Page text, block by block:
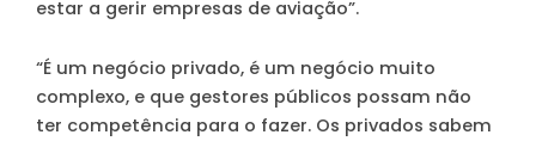
estar a gerir empresas de aviação”.
“É um negócio privado, é um negócio muito
complexo, e que gestores públicos possam não
ter competência para o fazer. Os privados sabem